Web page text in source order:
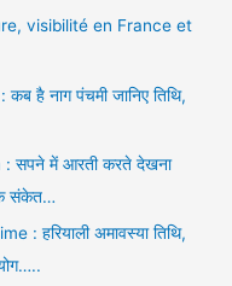
visibilité en France et
है नाग पंचमी जानिए तिथि,
सपने में आरती करते देखना
संकेत…
हरियाली अमावस्या तिथि,